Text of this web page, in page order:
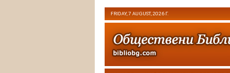
FRIDAY, 7 AUGUST, 2026 Г.